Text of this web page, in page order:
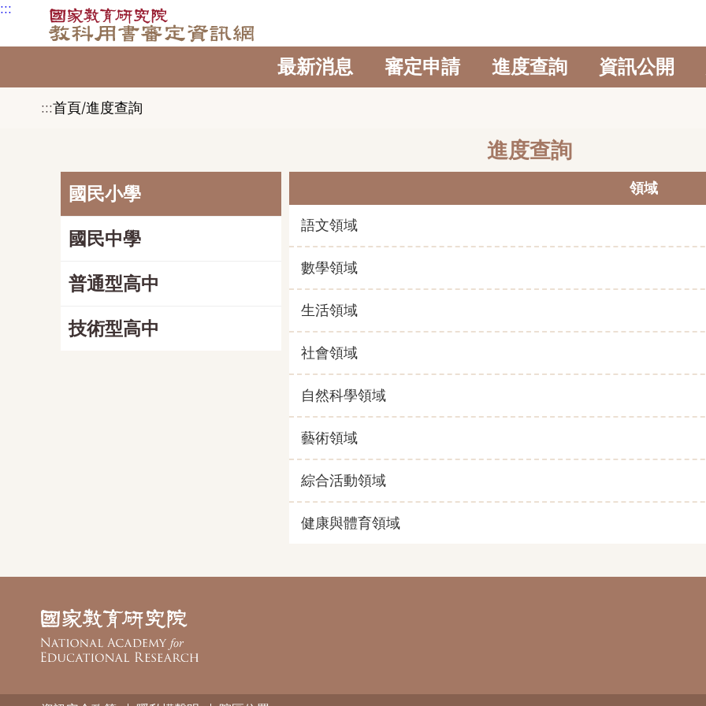
跳到主要內容區塊
:::
最新消息 審定申請 進度查詢 資訊公開
:::首頁/進度查詢
進度查詢
國民小學
國民中學
普通型高中
技術型高中
領域
語文領域
數學領域
生活領域
社會領域
自然科學領域
藝術領域
綜合活動領域
健康與體育領域